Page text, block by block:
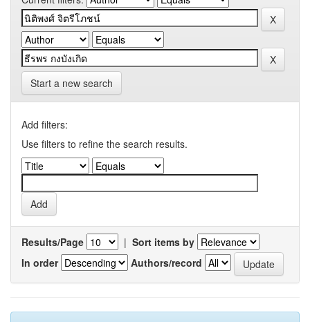
Start a new search
Add filters:
Use filters to refine the search results.
Results/Page | Sort items by
In order
Authors/record